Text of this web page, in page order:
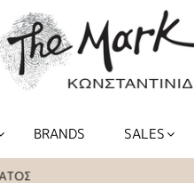
BRANDS SALES